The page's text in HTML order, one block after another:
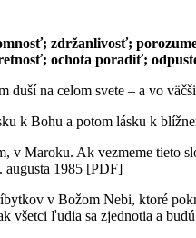
zdržanlivosť;
ochota poradiť;
na celom svete – a vo
Bohu a potom lásku k
Maroku. Ak vezmeme tieto
1985 [PDF]
v Božom Nebi, ktoré
všetci ľudia sa zjednotia a